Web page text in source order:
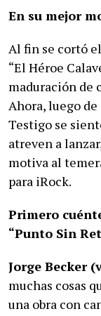
En su mejor
Al fin se cortó
“El Héroe
maduración de
Ahora, luego
Testigo se
atreven a
motiva al
para iRock.
Primero
“Punto Sin
Jorge Becker
muchas cosas
una obra con